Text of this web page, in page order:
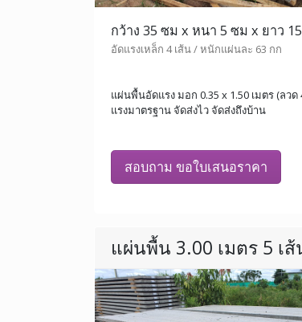
กว้าง 35 ซม x หนา 5 ซม x ยาว
อัดแรงเหล็ก 4 เส้น / หนักแผ่นละ 63 กก
แผ่นพื้นอัดแรง มอก 0.35 x 1.50 เมตร (ลวด
แรงมาตรฐาน จัดส่งไว จัดส่งถึงบ้าน
สอบถาม ขอใบเสนอราคา
แผ่นพื้น 3.00 เมตร 5 เส้